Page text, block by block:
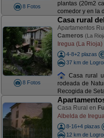
8 Fotos
plantas (20m2
comedor y en la
8 Fotos
Casa rural
Apartamentos
Cameros (La
Iregua (La Rioja)
4-8+2 plazas
37 km de
Casa rural
rodeada de
Recogida de
Casa Rural en
Albelda de
8-16+4 plazas
12 km de